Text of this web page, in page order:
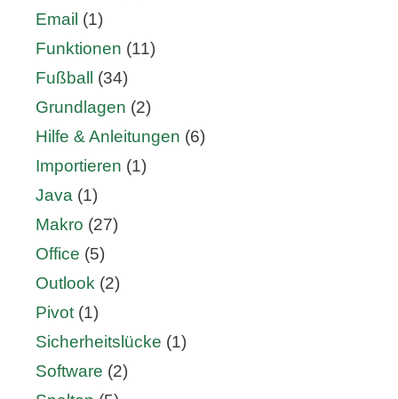
Email (1)
Funktionen (11)
Fußball
(34)
Grundlagen (2)
Hilfe & Anleitungen (6)
Importieren (1)
Java (1)
Makro (27)
Office (5)
Outlook (2)
Pivot (1)
Sicherheitslücke (1)
Software (2)